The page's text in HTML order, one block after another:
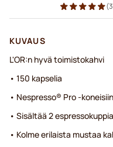
(
KUVAUS
L'OR:n hyvä toimistokahvi
• 150 kapselia
• Nespresso® Pro -koneisiin
• Sisältää 2 espressokuppia
• Kolme erilaista mustaa